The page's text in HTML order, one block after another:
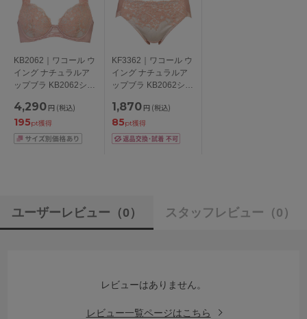
KB2062｜ワコール ウ
イング ナチュラルア
ップブラ KB2062シリ
ABCDEFカップ アン
ダー
65/70/75/80/85cm
4,290 円 (税込)
195pt獲得
KF3362｜ワコール ウ
イング ナチュラルア
ップブラ KB2062シリ
ョーツ M/L/LL
1,870 円 (税込)
85pt獲得
ユーザーレビュー （0） スタッフレビュー （0）
レビューはありません。
レビュー一覧ページはこちら